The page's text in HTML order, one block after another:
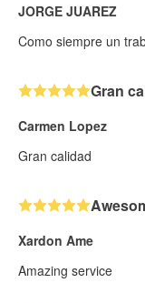
JORGE JUAREZ
Como siempre un
Gran
Carmen Lopez
Gran calidad
Xardon Ame
Amazing service